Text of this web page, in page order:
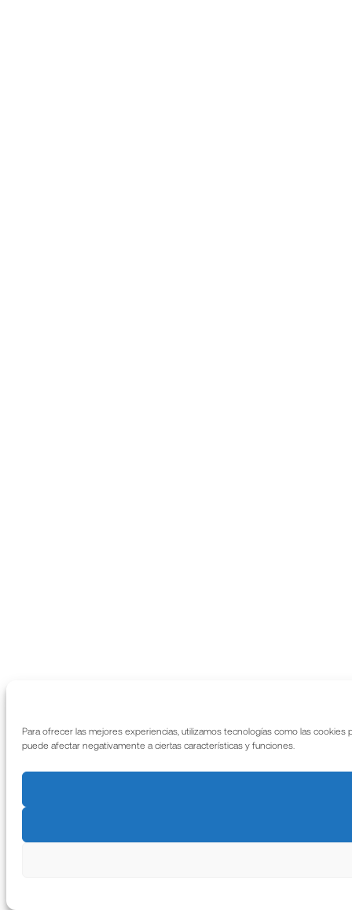
Para ofrecer las mejores experiencias, utilizamos tecnologías como las
puede afectar negativamente a ciertas características y funciones.